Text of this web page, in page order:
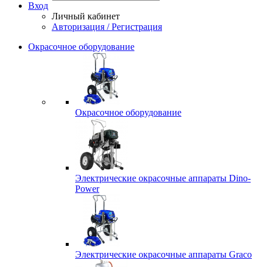
Вход
Личный кабинет
Авторизация / Регистрация
Окрасочное оборудование
Окрасочное оборудование
Электрические окрасочные аппараты Dino-
Power
Электрические окрасочные аппараты Graco